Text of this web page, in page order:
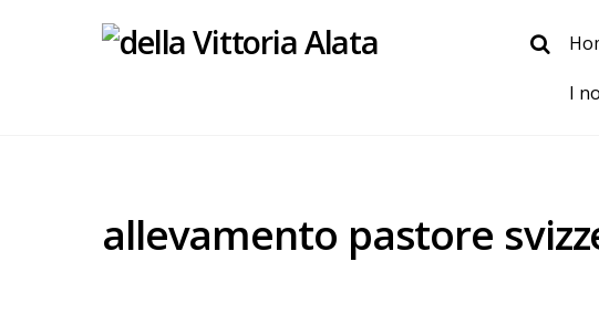
I
allevamento pastore